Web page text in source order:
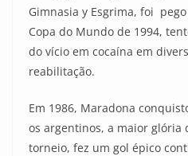
Gimnasia y Esgrima, foi
Copa do Mundo de 1994,
do vício em cocaína em
reabilitação.
Em 1986, Maradona
os argentinos, a maior glória
torneio, fez um gol épico